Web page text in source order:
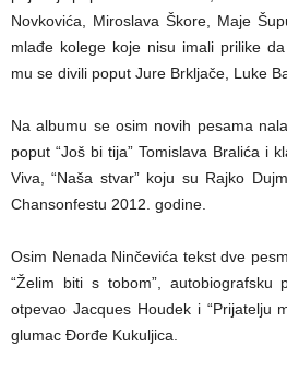
Novkovića, Miroslava Škore, Maje
mlađe kolege koje nisu imali prilike
mu se divili poput Jure Brkljače, Luke
Na albumu se osim novih pesama
poput “Još bi tija” Tomislava Bralića i
Viva, “Naša stvar” koju su Rajko
Chansonfestu 2012. godine.
Osim Nenada Ninčevića tekst dve
“Želim biti s tobom”,
otpevao Jacques Houdek i “Prijatelju
glumac Đorđe Kukuljica.